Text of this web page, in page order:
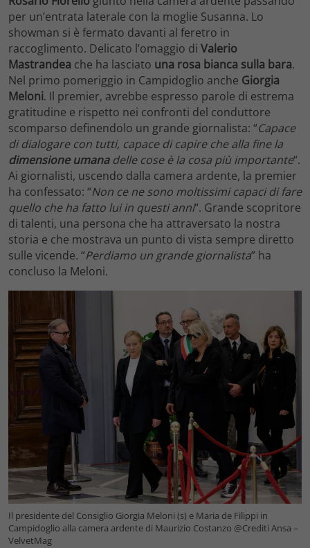
per un’entrata laterale con la moglie Susanna. Lo
showman si è fermato davanti al feretro in
raccoglimento. Delicato l’omaggio di Valerio
Mastrandea che ha lasciato una rosa bianca sulla bara.
Nel primo pomeriggio in Campidoglio anche Giorgia
Meloni. Il premier, avrebbe espresso parole di estrema
gratitudine e rispetto nei confronti del conduttore
scomparso definendolo un grande giornalista: “Capace
di dialogare con tutti, capace di capire che alla fine la
dimensione umanadelle cose è la cosa più importante“.
Ai giornalisti, uscendo dalla camera ardente, la premier
ha confessato: “Non ce ne sono moltissimi capaci di fare
quello che ha fatto lui in questi anni“. Grande scopritore
di talenti, una persona che ha attraversato la nostra
storia e che mostrava un punto di vista sempre diretto
sulle vicende. “Perdiamo un grande giornalista” ha
concluso la Meloni.
Il presidente del Consiglio Giorgia Meloni (s) e Maria de Filippi in
Campidoglio alla camera ardente di Maurizio Costanzo @Crediti Ansa –
VelvetMag